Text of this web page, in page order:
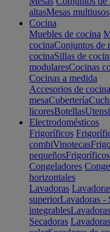
altasMesas multiusos
Cocina
Muebles de cocina
cocinaConjuntos de
cocinaSillas de
modularesCocinas
Cocinas a medida
Accesorios de cocina
mesaCubertería
licoresBotellas
Electrodomésticos
Frigoríficos
combiVinotecas
pequeños
Congeladores
horizontales
Lavadoras
superiorLavadoras -
integrables
Secadoras